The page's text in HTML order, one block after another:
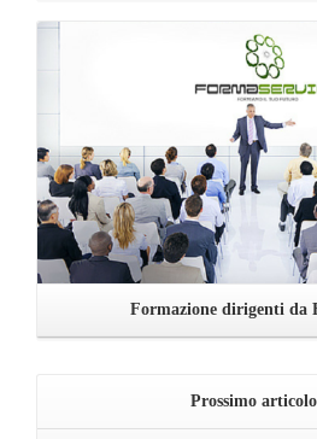
Formazione dirigenti da
Prossimo articolo